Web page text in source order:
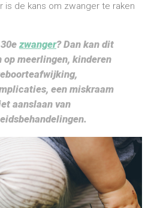
is de kans om zwanger te raken
30ezwanger? Dan kan dit
op meerlingen, kinderen
een miskraam
aanslaan van